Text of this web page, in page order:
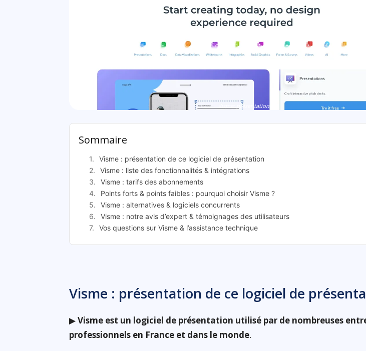
Visme: présentation
Sommaire
Visme : présentation de ce logiciel de présentation
Visme : liste des fonctionnalités & intégrations
Visme : tarifs des abonnements
Points forts & points faibles : pourquoi choisir Visme ?
Visme : alternatives & logiciels concurrents
Visme : notre avis d’expert & témoignages des utilisateurs
Vos questions sur Visme & l’assistance technique
Visme : présentation de ce logiciel de
▶Visme est un logiciel de présentation utilisé par de nombreuses
professionnels en France et dans le monde.